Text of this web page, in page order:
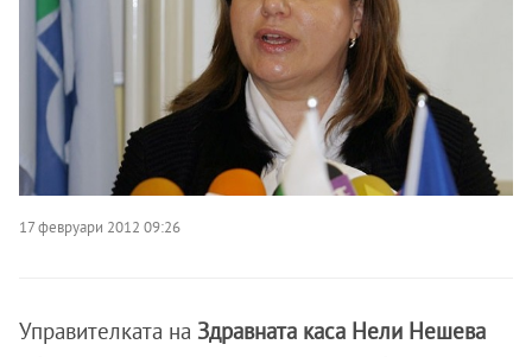
17 февруари 2012 09:26
Управителката на Здравната каса Нели Нешева